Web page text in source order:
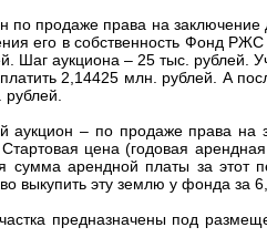
продаже права на заключение
его в собственность Фонд
Шаг аукциона – 25 тыс. рублей.
2,14425 млн. рублей. А
– по продаже права на
цена (годовая
сумма арендной платы за этот
выкупить эту землю у фонда за
предназначены под